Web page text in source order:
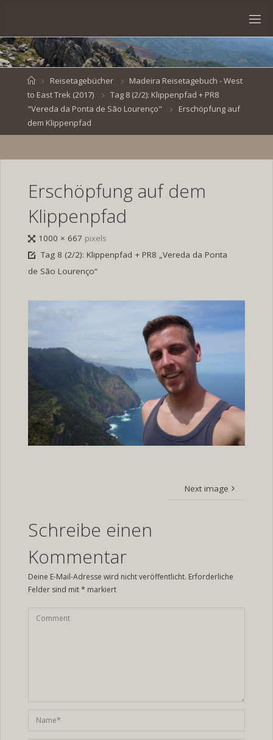
content
VEN
BR
HomeReisetagebücher
Madeira Reisetagebuch - West
to East Trek (2017)
Tag 8 (2/2): Klippenpfad + PR8
"Vereda da Ponta de São Lourenço"
Erschöpfung auf
dem Klippenpfad
Erschöpfung auf dem
Klippenpfad
Full
size
1000 × 667 pixels
Tag 8 (2/2): Klippenpfad + PR8 „Vereda da Ponta
de São Lourenço“
Next image
Schreibe einen
Kommentar
Deine E-Mail-Adresse wird nicht veröffentlicht. Erforderliche
Felder sind mit* markiert